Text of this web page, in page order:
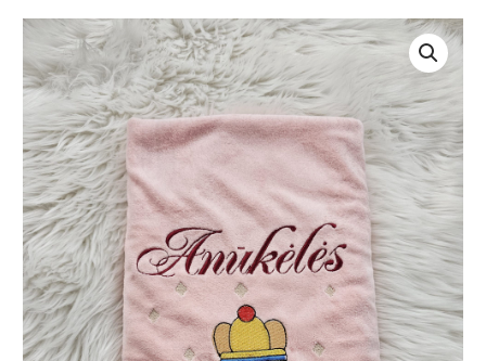
produkto
kiekis:
Siuvinėtas
rankšluostis
ANŪKĖLĖS
su
karūna